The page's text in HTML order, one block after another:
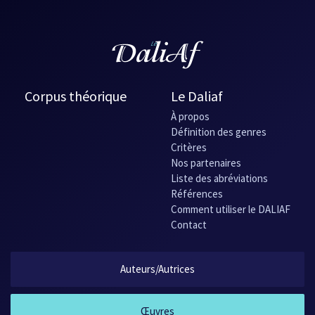
Corpus théorique Le Daliaf
À propos
Définition des genres
Critères
Nos partenaires
Liste des abréviations
Références
Comment utiliser le DALIAF
Contact
Auteurs/Autrices
Œuvres